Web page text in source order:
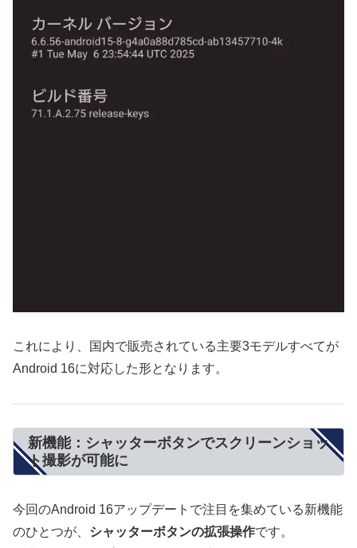
これにより、国内で販売されている主要3モデルすべてが
Android 16に対応した形となります。
新機能：シャッターボタンでスクリーンショッ
ト撮影が可能に
今回のAndroid 16アップデートで注目を集めている新機能
のひとつが、 シャッターボタンの拡張操作です。